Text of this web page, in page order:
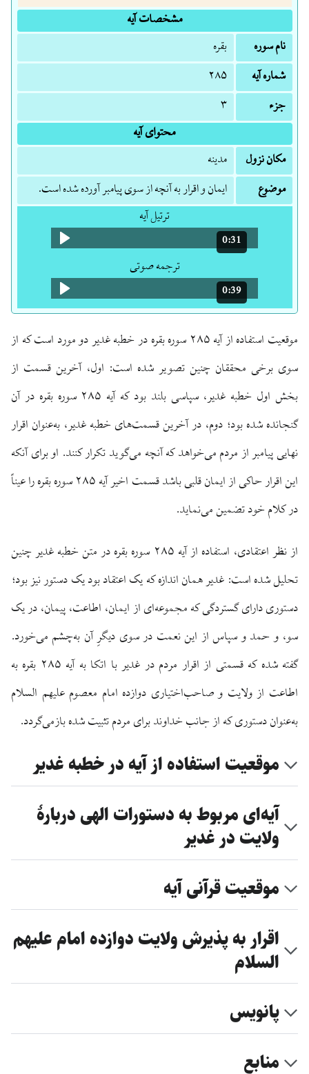
مشخصات آیه
نام سوره
بقره
شماره آیه
۲۸۵
جزء
۳
محتوای آیه
مکان نزول
مدینه
موضوع
ایمان و اقرار به آنچه از سوی پیامبر آورده شده است.
ترتیل آیه
مدت: 31 ثانیه
0:31
ترجمه صوتی
مدت: 39 ثانیه
0:39
موقعیت استفاده از آیه ۲۸۵ سوره بقره در خطبه غدیر دو مورد است که از
سوی برخی محققان چنین تصویر شده است: اول، آخرین قسمت از
بخش اول خطبه غدیر، سپاسی بلند بود که آیه ۲۸۵ سوره بقره در آن
گنجانده شده بود؛ دوم، در آخرین قسمت‌های خطبه غدیر، به‌عنوان اقرار
نهایی پیامبر از مردم می‌خواهد که آنچه می‌گوید تکرار کنند. او برای آنکه
این اقرار حاکی از ایمان قلبی باشد قسمت اخیر آیه ۲۸۵ سوره بقره را عیناً
در کلام خود تضمین می‌نماید.
از نظر اعتقادی، استفاده از آیه ۲۸۵ سوره بقره در متن خطبه غدیر چنین
تحلیل شده است: غدیر همان اندازه که یک اعتقاد بود یک دستور نیز بود؛
دستوری دارای گستردگی که مجموعه‌ای از ایمان، اطاعت، پیمان، در یک
سو، و حمد و سپاس از این نعمت در سوی دیگرِ آن به‌چشم می‌خورد.
گفته شده که قسمتی از اقرار مردم در غدیر با اتکا به آیه ۲۸۵ بقره به
اطاعت از ولایت و صاحب‌اختیاری دوازده امام معصوم علیهم السلام
به‌عنوان دستوری که از جانب خداوند برای مردم تثبیت شده بازمی‌گردد.
موقعیت استفاده از آیه در خطبه غدیر
آیه‌ای مربوط به دستورات الهی دربارهٔ
ولایت در غدیر
موقعیت قرآنی آیه
اقرار به پذیرش ولایت دوازده امام علیهم
السلام
پانویس
منابع